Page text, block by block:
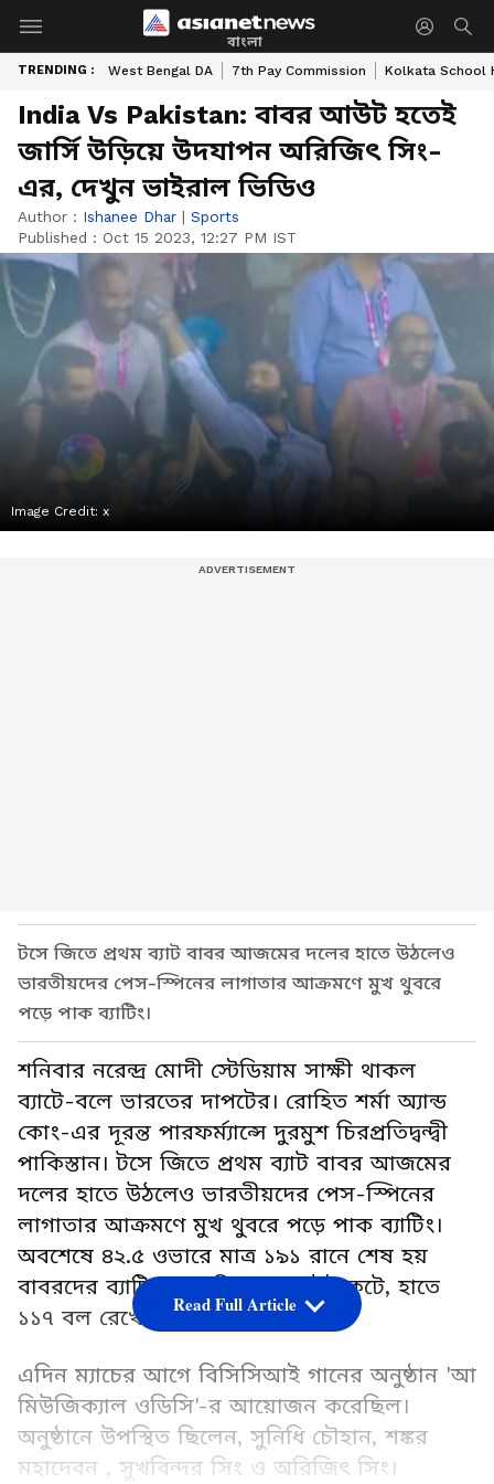
বাংলা
TRENDING : West Bengal DA 7th Pay Commission Kolkata School
India Vs Pakistan: বাবর আউট হতেই
জার্সি উড়িয়ে উদযাপন অরিজিৎ সিং-
এর, দেখুন ভাইরাল ভিডিও
Author : Ishanee Dhar | Sports
Published : Oct 15 2023, 12:27 PM IST
Image Credit: x
টসে জিতে প্রথম ব্যাট বাবর আজমের দলের হাতে উঠলেও
ভারতীয়দের পেস-স্পিনের লাগাতার আক্রমণে মুখ থুবরে
পড়ে পাক ব্যাটিং।
শনিবার নরেন্দ্র মোদী স্টেডিয়াম সাক্ষী থাকল
ব্যাটে-বলে ভারতের দাপটের। রোহিত শর্মা অ্যান্ড
কোং-এর দূরন্ত পারফর্ম্যান্সে দুরমুশ চিরপ্রতিদ্বন্দ্বী
পাকিস্তান। টসে জিতে প্রথম ব্যাট বাবর আজমের
দলের হাতে উঠলেও ভারতীয়দের পেস-স্পিনের
লাগাতার আক্রমণে মুখ থুবরে পড়ে পাক ব্যাটিং।
অবশেষে ৪২.৫ ওভারে মাত্র ১৯১ রানে শেষ হয়
বাবরদের ব্যাটিং। অন্যদিকে সাত উইকেটে, হাতে
১১৭ বল রেখে ম্যাচ জেতে ভারত।
এদিন ম্যাচের আগে বিসিসিআই গানের অনুষ্ঠান 'আ
মিউজিক্যাল ওডিসি'-র আয়োজন করেছিল।
অনুষ্ঠানে উপস্থিত ছিলেন, সুনিধি চৌহান, শঙ্কর
মহাদেবন , সুখবিন্দর সিং ও অরিজিত্‍ সিং।
Read Full Article